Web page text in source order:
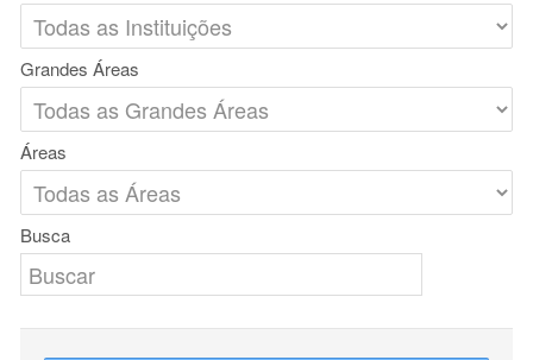
Grandes Áreas
Áreas
Busca